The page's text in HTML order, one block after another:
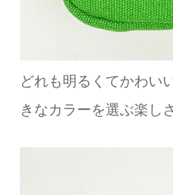
どれも明るくてかわい
きなカラーを選ぶ楽し